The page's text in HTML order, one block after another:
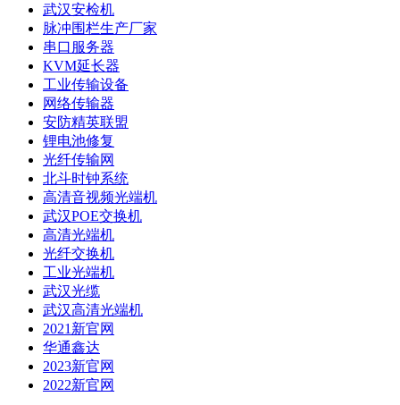
武汉安检机
脉冲围栏生产厂家
串口服务器
KVM延长器
工业传输设备
网络传输器
安防精英联盟
锂电池修复
光纤传输网
北斗时钟系统
高清音视频光端机
武汉POE交换机
高清光端机
光纤交换机
工业光端机
武汉光缆
武汉高清光端机
2021新官网
华通鑫达
2023新官网
2022新官网